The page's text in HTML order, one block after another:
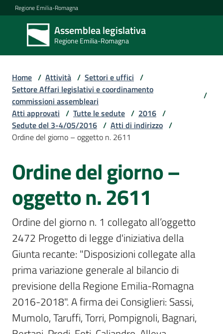
Vai al contenuto
Vai alla navigazione
Vai al footer
Regione Emilia-Romagna
Assemblea legislativa
Regione Emilia-Romagna
Assemblea
legislativa
Regione Emilia-
Assemblea
Per
i
media
Per
i
cittadini
Home / Attività / Settori e uffici /
Settore Affari legislativi e coordinamento
commissioni assembleari
/
Atti approvati / Tutte le sedute / 2016 /
Sedute del 3-4/05/2016 / Atti di indirizzo /
Ordine del giorno – oggetto n. 2611
Ordine del giorno –
oggetto n. 2611
Ordine del giorno n. 1 collegato all’oggetto
2472 Progetto di legge d'iniziativa della
Giunta recante: "Disposizioni collegate alla
prima variazione generale al bilancio di
previsione della Regione Emilia-Romagna
2016-2018". A firma dei Consiglieri: Sassi,
Mumolo, Taruffi, Torri, Pompignoli, Bagnari,